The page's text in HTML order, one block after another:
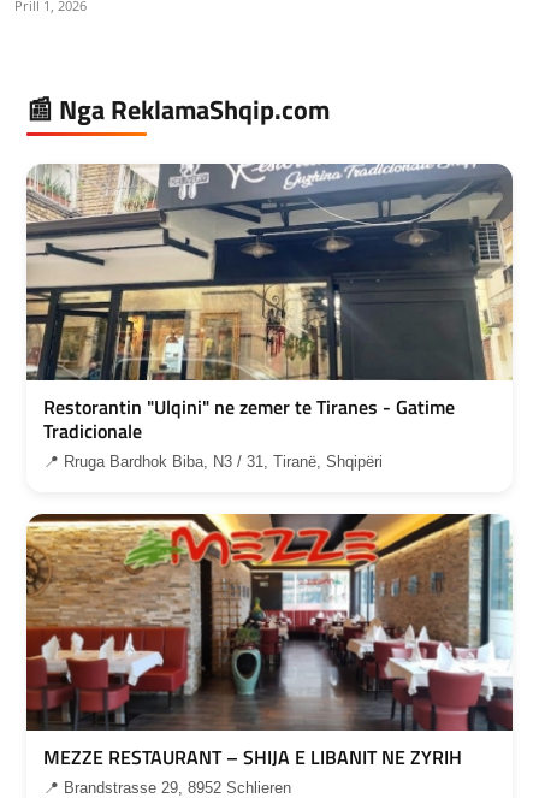
Prill 1, 2026
📰 Nga ReklamaShqip.com
Restorantin "Ulqini" ne zemer te Tiranes - Gatime
Tradicionale
📍 Rruga Bardhok Biba, N3 / 31, Tiranë, Shqipëri
MEZZE RESTAURANT – SHIJA E LIBANIT NE ZYRIH
📍 Brandstrasse 29, 8952 Schlieren